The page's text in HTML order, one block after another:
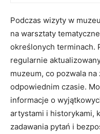
Podczas ⁤wizyty w
na warsztaty
określonych terminach.
regularnie
muzeum, ⁢co pozwala
odpowiednim czasie.
informacje o
artystami i historykami,
zadawania ‍pytań ⁣i